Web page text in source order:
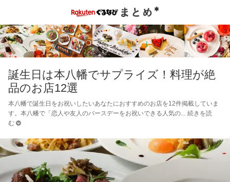
誕生日は本八幡でサプライズ！料理が絶
品のお店12選
本八幡で誕生日をお祝いしたいあなたにおすすめのお店を12件掲載していま
す。本八幡で「恋人や友人のバースデーをお祝いできる人気の
続きを読
む